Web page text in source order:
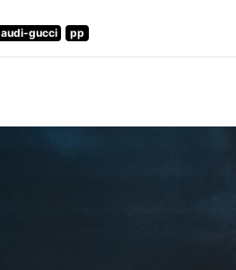
audi-gucci pp